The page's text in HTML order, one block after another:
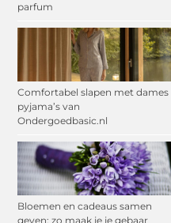
parfum
Comfortabel slapen met dames
pyjama’s van
Ondergoedbasic.nl
Bloemen en cadeaus samen
geven: zo maak je je gebaar